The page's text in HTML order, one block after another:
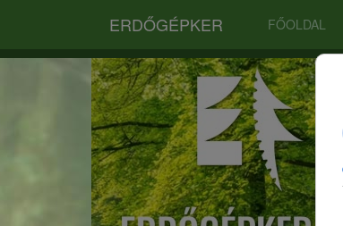
ERDŐGÉPKER FŐOLDAL